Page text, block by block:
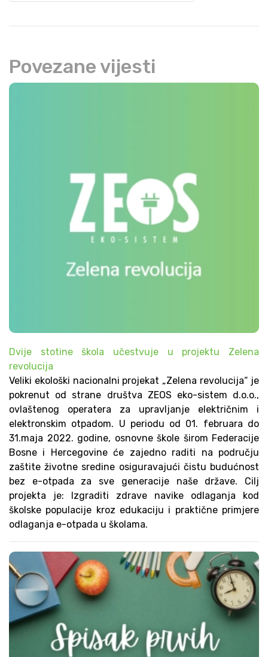
Povezane vijesti
Dvije stotine škola učestvuje u projektu Zelena
revolucija
Veliki ekološki nacionalni projekat „Zelena revolucija“ je
pokrenut od strane društva ZEOS eko-sistem d.o.o.,
ovlaštenog operatera za upravljanje električnim i
elektronskim otpadom. U periodu od 01. februara do
31.maja 2022. godine, osnovne škole širom Federacije
Bosne i Hercegovine će zajedno raditi na području
zaštite životne sredine osiguravajući čistu budućnost
bez e-otpada za sve generacije naše države. Cilj
projekta je: Izgraditi zdrave navike odlaganja kod
školske populacije kroz edukaciju i praktične primjere
odlaganja e-otpada u školama.